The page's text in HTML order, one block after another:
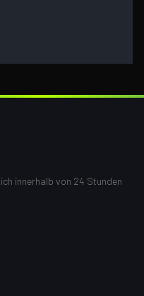
innerhalb von 24 Stunden